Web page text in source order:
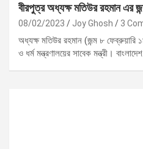
বীরপুত্র অধ্যক্ষ মতিউর রহমান এর
08/02/2023 Joy Ghosh 3
অধ্যক্ষ মতিউর রহমান (জন্ম ৮ ফেব্রুয়ারি
ও ধর্ম মন্ত্রণালয়ের সাবেক মন্ত্রী। বাংলাদেশ…